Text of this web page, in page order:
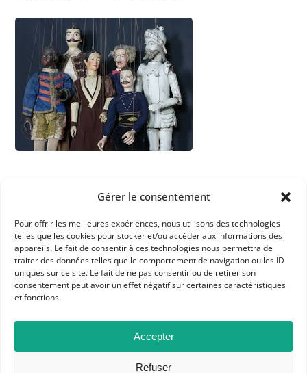
Gérer le consentement
Pour offrir les meilleures expériences, nous utilisons des technologies
telles que les cookies pour stocker et/ou accéder aux informations des
appareils. Le fait de consentir à ces technologies nous permettra de
traiter des données telles que le comportement de navigation ou les ID
uniques sur ce site. Le fait de ne pas consentir ou de retirer son
consentement peut avoir un effet négatif sur certaines caractéristiques
et fonctions.
Accepter
Refuser
APHG
Association des professeurs d'histoire et géographie
BP 6541 – 75065 Paris Cedex 02
CONTACTEZ-NOUS